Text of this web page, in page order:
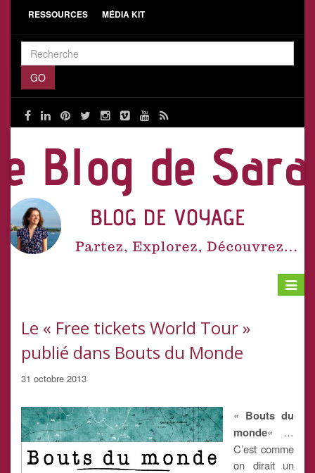
RESSOURCES MÉDIA KIT
Toggle
Le « Free tickets World Tour »
publié dans Bouts du Monde
31 octobre 2013
« Bouts du
monde« …
C’est comme
on dirait un